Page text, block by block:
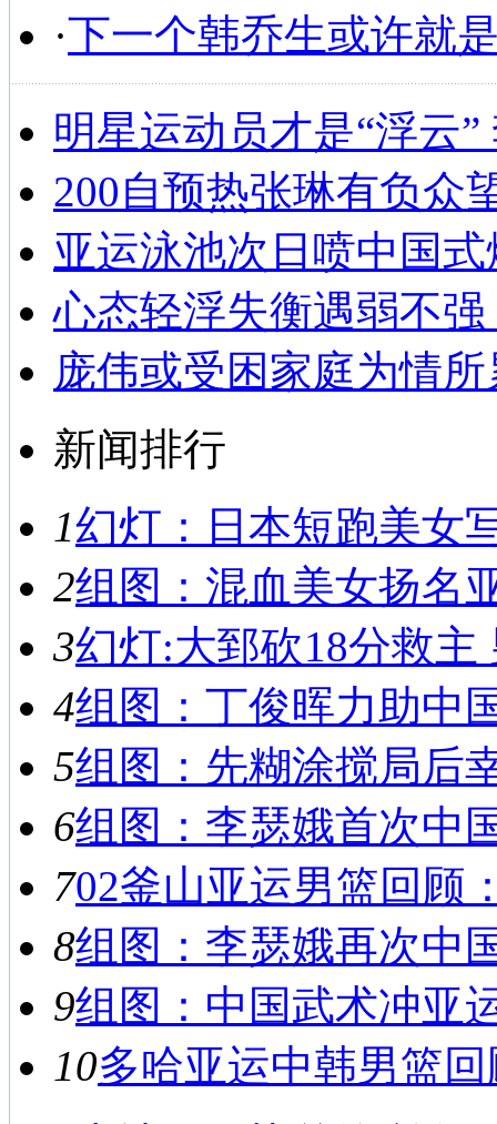
·下一个韩乔生或许就
明星运动员才是“浮云
200自预热张琳有负众
亚运泳池次日喷中国
心态轻浮失衡遇弱不
庞伟或受困家庭为情
新闻排行
1幻灯：日本短跑美女
2组图：混血美女扬名
3幻灯:大郅砍18分救主
4组图：丁俊晖力助中
5组图：先糊涂搅局后
6组图：李瑟娥首次中
702釜山亚运男篮回顾
8组图：李瑟娥再次中
9组图：中国武术冲亚
10多哈亚运中韩男篮